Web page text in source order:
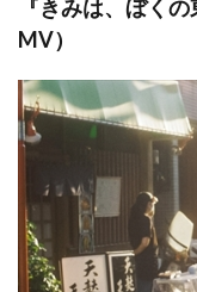
『きみは、ぼく
MV）